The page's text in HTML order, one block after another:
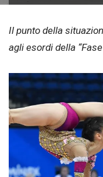
Il punto della
agli esordi della “Fase